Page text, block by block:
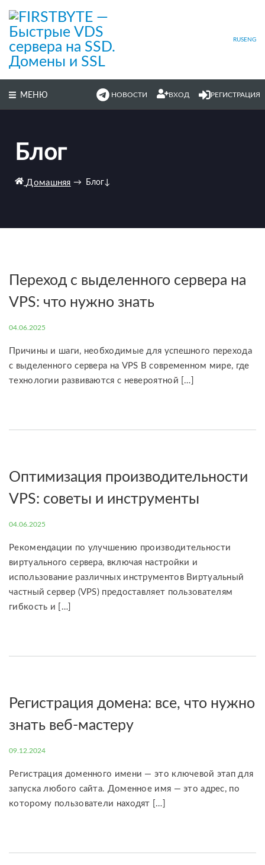
основному
содержимому
RUS ENG
МЕНЮ НОВОСТИ ВХОД РЕГИСТРАЦИЯ
Блог
Домашняя → Блог↓
Переход с выделенного сервера на
VPS: что нужно знать
04.06.2025
Причины и шаги, необходимые для успешного перехода
с выделенного сервера на VPS В современном мире, где
технологии развиваются с невероятной […]
Оптимизация производительности
VPS: советы и инструменты
04.06.2025
Рекомендации по улучшению производительности
виртуального сервера, включая настройки и
использование различных инструментов Виртуальный
частный сервер (VPS) предоставляет пользователям
гибкость и […]
Регистрация домена: все, что нужно
знать веб-мастеру
09.12.2024
Регистрация доменного имени — это ключевой этап для
запуска любого сайта. Доменное имя — это адрес, по
которому пользователи находят […]